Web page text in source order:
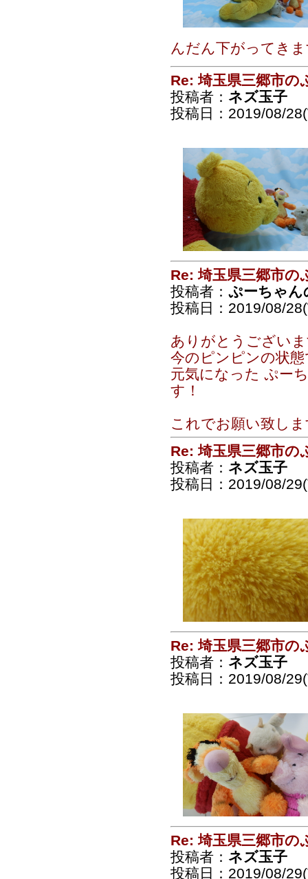
んだん下がってき
Re: 埼玉県三郷市の
投稿者： ネズ玉子
投稿日：2019/08/
Re: 埼玉県三郷市の
投稿者： ぷーちゃん
投稿日：2019/08/
ありがとうござい
今のピンピンの状
元気になった ぷー
す！
これでお願い致し
Re: 埼玉県三郷市の
投稿者： ネズ玉子
投稿日：2019/08/
Re: 埼玉県三郷市の
投稿者： ネズ玉子
投稿日：2019/08/
Re: 埼玉県三郷市の
投稿者： ネズ玉子
投稿日：2019/08/